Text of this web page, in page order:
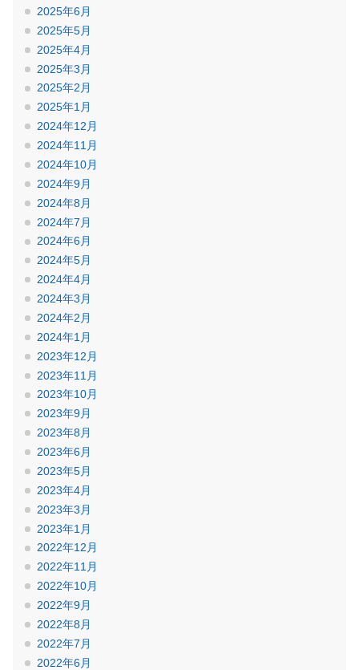
2025年6月
2025年5月
2025年4月
2025年3月
2025年2月
2025年1月
2024年12月
2024年11月
2024年10月
2024年9月
2024年8月
2024年7月
2024年6月
2024年5月
2024年4月
2024年3月
2024年2月
2024年1月
2023年12月
2023年11月
2023年10月
2023年9月
2023年8月
2023年6月
2023年5月
2023年4月
2023年3月
2023年1月
2022年12月
2022年11月
2022年10月
2022年9月
2022年8月
2022年7月
2022年6月